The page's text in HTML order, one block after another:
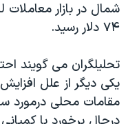
آرشیو پخش زنده
مجموعه مستندهای
دادگاه حمید نوری
چهل سال گروگان‌گیری
قانون شفافیت دارائی
شمال در بازار
۷۴ دلار رسيد.
تحليلگران می گويند
يکی ديگر از علل
مقامات محلی درمورد